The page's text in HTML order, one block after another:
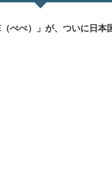
ぺぺ）」が、ついに日本